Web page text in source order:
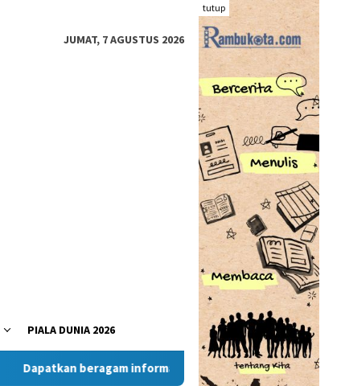
tutup
JUMAT, 7 AGUSTUS 2026
PIALA DUNIA 2026
Dapatkan beragam informasi dan berita menarik dari situs